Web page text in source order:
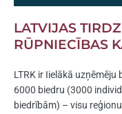
LATVIJAS
RŪPNIECĪBAS
LTRK ir Iielākā uzņēmēju
6000 biedru (3000
biedrībām) – visu